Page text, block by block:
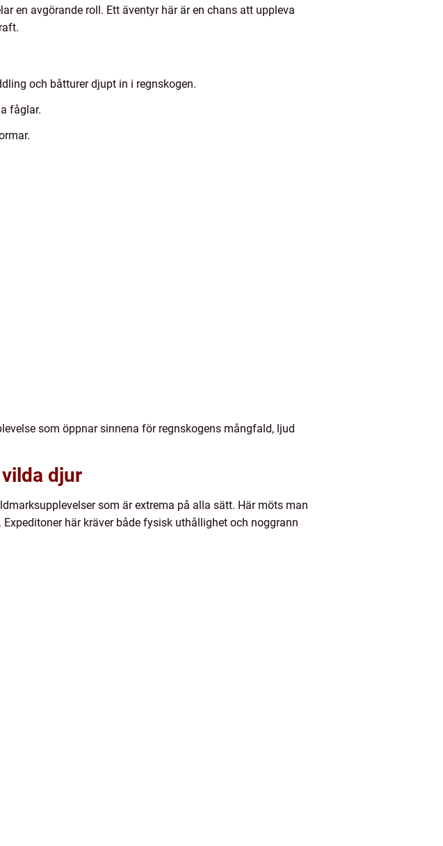
en avgörande roll. Ett äventyr här är en chans att uppleva
och båtturer djupt in i regnskogen.
fåglar.
som öppnar sinnena för regnskogens mångfald, ljud
djur
som är extrema på alla sätt. Här möts man
här kräver både fysisk uthållighet och noggrann